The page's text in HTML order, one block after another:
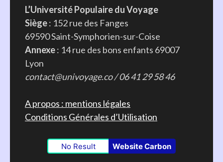
L’Université Populaire du Voyage
Siège: 152 rue des Fanges
69590 Saint-Symphorien-sur-Coise
Annexe: 14 rue des bons enfants 69007
Lyon
contact@univoyage.co / 06 41 29 58 46
A propos : mentions légales
Conditions Générales d’Utilisation
No Result Website Carbon